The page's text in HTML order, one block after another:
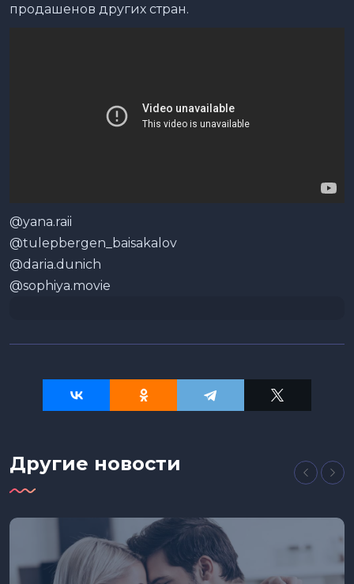
продашенов других стран.
@yana.raii
@tulepbergen_baisakalov
@daria.dunich
@sophiya.movie
Другие новости